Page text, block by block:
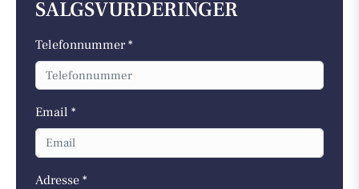
SALGSVURDERINGER
Telefonnummer *
Email *
Adresse *